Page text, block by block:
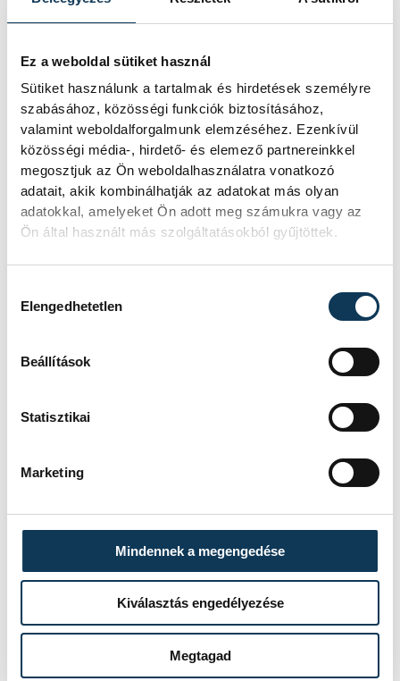
Ez a weboldal sütiket használ
Sütiket használunk a tartalmak és hirdetések személyre
szabásához, közösségi funkciók biztosításához,
valamint weboldalforgalmunk elemzéséhez. Ezenkívül
közösségi média-, hirdető- és elemező partnereinkkel
megosztjuk az Ön weboldalhasználatra vonatkozó
adatait, akik kombinálhatják az adatokat más olyan
adatokkal, amelyeket Ön adott meg számukra vagy az
Ön által használt más szolgáltatásokból gyűjtöttek.
Elengedhetetlen
Beállítások
Statisztikai
Marketing
Mindennek a megengedése
Kiválasztás engedélyezése
Megtagad
A virtuális Bécsben bárki körülnézhet a
Minecraft játékon keresztül, a szerver
elérhetőségeit aprojekt weboldalántették
közzé.
HelloVP!